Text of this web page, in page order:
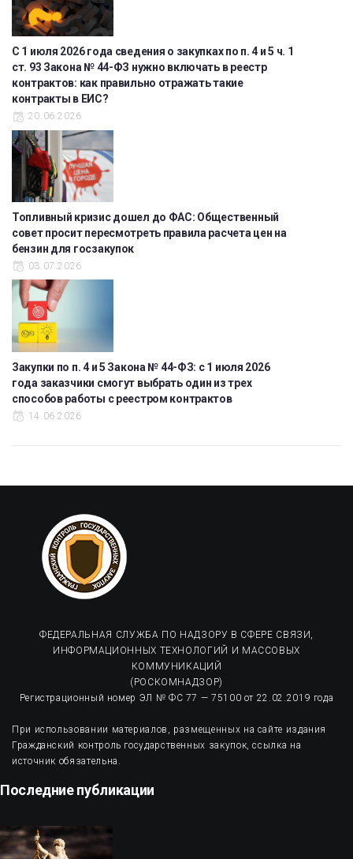
С 1 июля 2026 года сведения о закупках по п. 4 и 5 ч. 1
ст. 93 Закона № 44-ФЗ нужно включать в реестр
контрактов: как правильно отражать такие
контракты в ЕИС?
20.06.2026
Топливный кризис дошел до ФАС: Общественный
совет просит пересмотреть правила расчета цен на
бензин для госзакупок
03.07.2026
Закупки по п. 4 и 5 Закона № 44-ФЗ: с 1 июля 2026
года заказчики смогут выбрать один из трех
способов работы с реестром контрактов
14.06.2026
ФЕДЕРАЛЬНАЯ СЛУЖБА ПО НАДЗОРУ В СФЕРЕ СВЯЗИ,
ИНФОРМАЦИОННЫХ ТЕХНОЛОГИЙ И МАССОВЫХ
КОММУНИКАЦИЙ
(РОСКОМНАДЗОР)
Регистрационный номер ЭЛ № ФС 77 — 75100 от 22.02.2019 года
При использовании материалов, размещенных на сайте издания
Гражданский контроль государственных закупок, ссылка на
источник обязательна.
Последние публикации